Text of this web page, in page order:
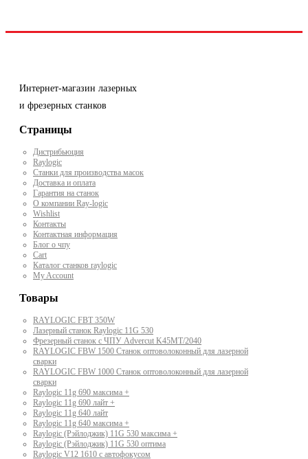
Интернет-магазин лазерных
и фрезерных станков
Страницы
Дистрибьюция
Raylogic
Станки для производства масок
Доставка и оплата
Гарантия на станок
О компании Ray-logic
Wishlist
Контакты
Контактная информация
Блог о чпу
Cart
Каталог станков raylogic
My Account
Товары
RAYLOGIC FBT 350W
Лазерный станок Raylogic 11G 530
Фрезерный станок с ЧПУ Advercut K45MT/2040
RAYLOGIC FBW 1500 Станок оптоволоконный для лазерной
сварки
RAYLOGIC FBW 1000 Станок оптоволоконный для лазерной
сварки
Raylogic 11g 690 максима +
Raylogic 11g 690 лайт +
Raylogic 11g 640 лайт
Raylogic 11g 640 максима +
Raylogic (Рэйлоджик) 11G 530 максима +
Raylogic (Рэйлоджик) 11G 530 оптима
Raylogic V12 1610 с автофокусом